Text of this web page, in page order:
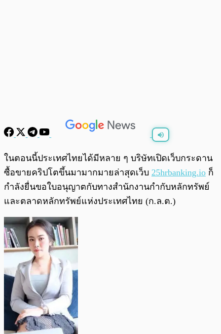
พร้อมเล่น 0:00
ในตอนนี้ประเทศไทยได้มีหลาย ๆ บริษัทเปิดเว็บกระดาน
ซื้อขายคริปโตขึ้นมามากมายล่าสุดเว็บ 25hrbanking.io ก็
กำลังยื่นขอใบอนุญาตกับทางสำนักงานกำกับหลักทรัพย์
และตลาดหลักทรัพย์แห่งประเทศไทย (ก.ล.ต.)